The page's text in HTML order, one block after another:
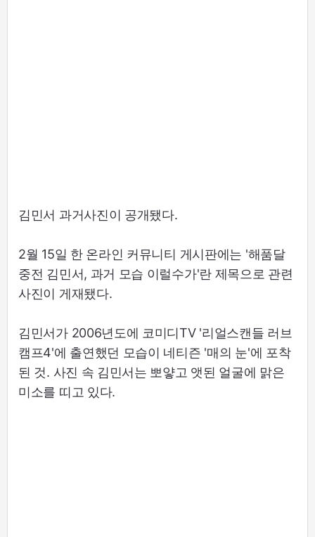
김민서 과거사진이 공개됐다.
2월 15일 한 온라인 커뮤니티 게시판에는 '해품달
중전 김민서, 과거 모습 이럴수가'란 제목으로 관련
사진이 게재됐다.
김민서가 2006년도에 코미디TV '리얼스캔들 러브
캠프4'에 출연했던 모습이 네티즌 '매의 눈'에 포착
된 것. 사진 속 김민서는 뽀얗고 앳된 얼굴에 맑은
미소를 띠고 있다.